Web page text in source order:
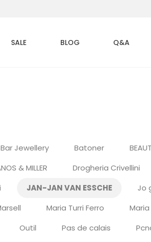
SALE BLOG Q&A
Bar Jewellery Batoner
& MILLER
Drogheria Crivellini
JAN-JAN VAN ESSCHE
Jo
Maria Turri Ferro
Outil Pas de calais